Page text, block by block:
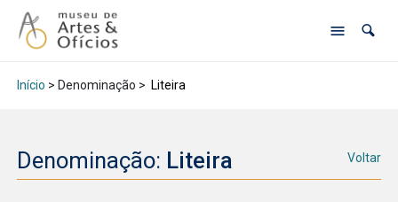
Início > Denominação > Liteira
Denominação: Liteira Voltar